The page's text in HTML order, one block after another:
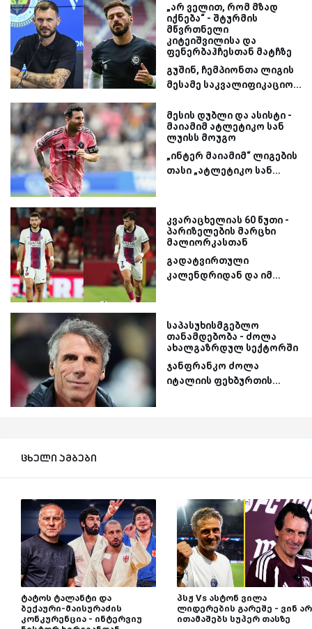
„არ ველით, რომ მზად
იქნება“ - შტურმის
მწვრთნელი
კიტეიშვილისა და
ფენერბაჰჩესთან მატჩზე
გუშინ, ჩემპიონთა ლიგის
მესამე საკვალიფიკაციო...
მესის დუბლი და ასისტი -
მაიამიმ ატლეტიკო სან
ლუისს მოუგო
„ინტერ მაიამიმ“ ლიგების
თასი „ატლეტიკო სან...
კვარაცხელიას 60 წუთი -
პარიზელების მარცხი
მალიორკასთან
გადატვირთული
კალენდრიდან და იმ...
საპასუხისმგებლო
თანამდებობა - ძოლა
ახალგაზრდულ სექტორში
ჯანფრანკო ძოლა
იტალიის ფეხბურთის...
ცხელი ამბები
ტატოს ტალანტი და
ბექაური-მაისურაძის
კონკურენცია - ინტერვიუ
პსჟ Vs ასტონ ვილა
ლიდერების გარეშე - ვინ არ
ითამაშებს სუპერ თასზე